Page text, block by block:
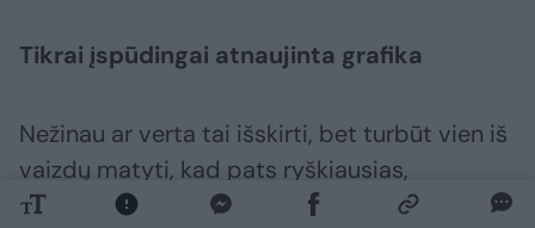
Tikrai įspūdingai atnaujinta grafika
Nežinau ar verta tai išskirti, bet turbūt vien iš
vaizdų matyti, kad pats ryškiausias,
svarbiausias ir labiausiai masinantis šio